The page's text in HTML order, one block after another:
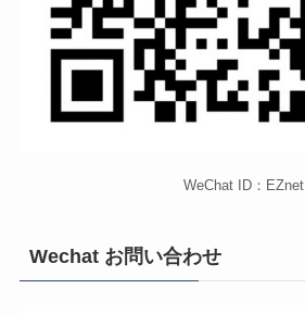
WeChat ID：EZnet
Wechat お問い合わせ